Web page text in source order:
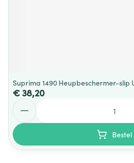
Suprima 1490 Heupbeschermer-slip
€ 38,20
Bestel